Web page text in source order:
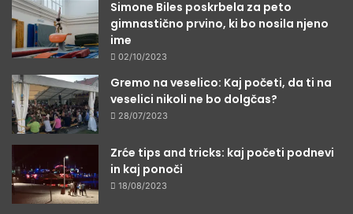
Simone Biles poskrbela za peto
gimnastično prvino, ki bo nosila njeno
ime
02/10/2023
Gremo na veselico: Kaj početi, da ti na
veselici nikoli ne bo dolgčas?
28/07/2023
Zrće tips and tricks: kaj početi podnevi
in kaj ponoči
18/08/2023